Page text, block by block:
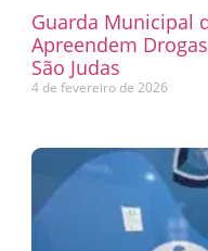
Guarda Municipal
Apreendem
São Judas
4 de fevereiro de 2026